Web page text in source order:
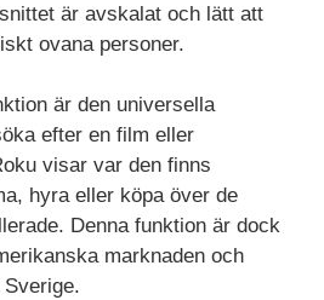
är avskalat och lätt att
ovana personer.
är den universella
efter en film eller
visar var den finns
hyra eller köpa över de
Denna funktion är dock
marknaden och